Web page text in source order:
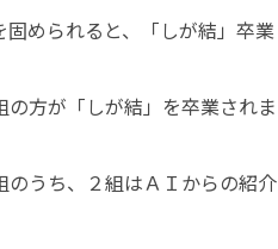
められると、「しが結」卒業
方が「しが結」を卒業されま
うち、２組はＡＩからの紹介